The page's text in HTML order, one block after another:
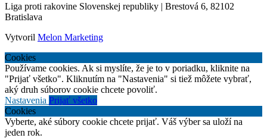
Liga proti rakovine Slovenskej republiky | Brestová 6, 82102
Bratislava
Vytvoril Melon Marketing
Cookies
Používame cookies. Ak si myslíte, že je to v poriadku, kliknite na
"Prijať všetko". Kliknutím na "Nastavenia" si tiež môžete vybrať,
aký druh súborov cookie chcete povoliť.
Nastavenia Prijať všetko
Cookies
Vyberte, aké súbory cookie chcete prijať. Váš výber sa uloží na
jeden rok.